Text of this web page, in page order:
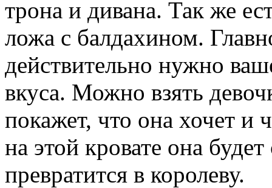
трона и дивана. Так же
ложа с балдахином.
действительно нужно
вкуса. Можно взять
покажет, что она хочет и
на этой кровате она
превратится в королеву.